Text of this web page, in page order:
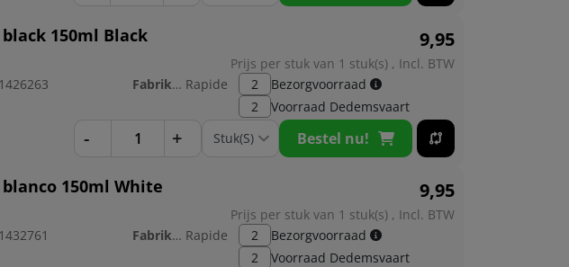
150ml Black 9,95
Prijs per stuk van 1 stuk(s) , Incl. BTW
1426263 Fabrikant: Rapide
2
Bezorgvoorraad
2
Voorraad Dedemsvaart
- + Bestel nu!
150ml White 9,95
Prijs per stuk van 1 stuk(s) , Incl. BTW
1432761 Fabrikant: Rapide
2
Bezorgvoorraad
2
Voorraad Dedemsvaart